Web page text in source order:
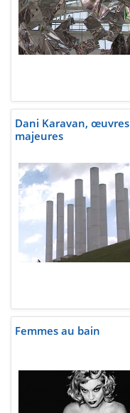
Dani Karavan, œuvres
majeures
Femmes au bain